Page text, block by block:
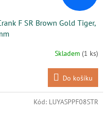
F SR Brown Gold Tiger,
Skladem (1 ks)
Do košíku
Kód: LUYASPPF08STR